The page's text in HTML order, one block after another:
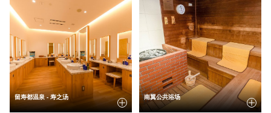
留寿都温泉 - 寿之汤 南翼公共浴场